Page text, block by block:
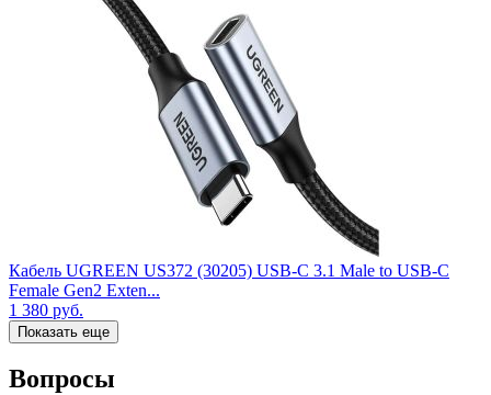
Кабель UGREEN US372 (30205) USB-C 3.1 Male to USB-C
Female Gen2 Exten...
1 380 руб.
Показать еще
Вопросы